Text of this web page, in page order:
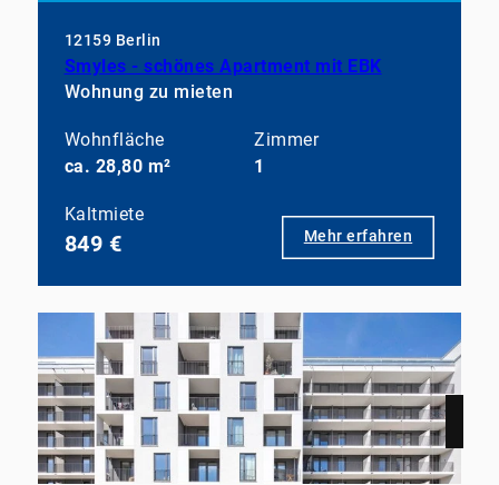
12159 Berlin
Smyles - schönes Apartment mit EBK
Wohnung zu mieten
Wohnfläche
ca. 28,80 m²
Zimmer
1
Kaltmiete
849 € Mehr erfahren